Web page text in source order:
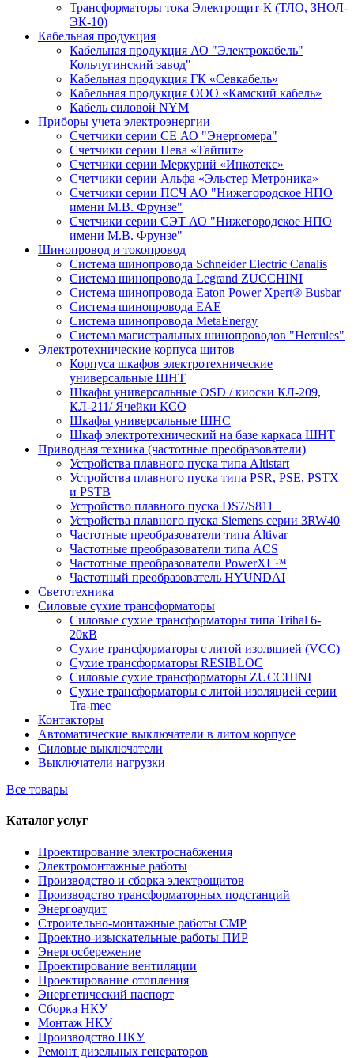
Трансформаторы тока Электрощит-К (ТЛО, ЗНОЛ-
ЭК-10)
Кабельная продукция
Кабельная продукция АО "Электрокабель"
Кольчугинский завод"
Кабельная продукция ГК «Севкабель»
Кабельная продукция ООО «Камский кабель»
Кабель силовой NYM
Приборы учета электроэнергии
Счетчики серии СЕ АО "Энергомера"
Счетчики серии Нева «Тайпит»
Счетчики серии Меркурий «Инкотекс»
Счетчики серии Альфа «Эльстер Метроника»
Счетчики серии ПСЧ АО "Нижегородское НПО
имени М.В. Фрунзе"
Счетчики серии СЭТ АО "Нижегородское НПО
имени М.В. Фрунзе"
Шинопровод и токопровод
Система шинопровода Schneider Electric Canalis
Система шинопровода Legrand ZUCCHINI
Система шинопровода Eaton Power Xpert® Busbar
Система шинопровода EAE
Система шинопровода MetaEnergy
Система магистральных шинопроводов "Hercules"
Электротехнические корпуса щитов
Корпуса шкафов электротехнические
универсальные ШНТ
Шкафы универсальные OSD / киоски КЛ-209,
КЛ-211/ Ячейки КСО
Шкафы универсальные ШНС
Шкаф электротехнический на базе каркаса ШНТ
Приводная техника (частотные преобразователи)
Устройства плавного пуска типа Altistart
Устройства плавного пуска типа PSR, PSE, PSTX
и PSTB
Устройство плавного пуска DS7/S811+
Устройства плавного пуска Siemens серии 3RW40
Частотные преобразователи типа Altivar
Частотные преобразователи типа ACS
Частотные преобразователи PowerXL™
Частотный преобразователь HYUNDAI
Светотехника
Силовые сухие трансформаторы
Силовые сухие трансформаторы типа Trihal 6-
20кВ
Сухие трансформаторы с литой изоляцией (VCC)
Сухие трансформаторы RESIBLOC
Силовые сухие трансформаторы ZUCCHINI
Сухие трансформаторы с литой изоляцией серии
Tra-mec
Контакторы
Автоматические выключатели в литом корпусе
Силовые выключатели
Выключатели нагрузки
Все товары
Каталог услуг
Проектирование электроснабжения
Электромонтажные работы
Производство и сборка электрощитов
Производство трансформаторных подстанций
Энергоаудит
Строительно-монтажные работы СМР
Проектно-изыскательные работы ПИР
Энергосбережение
Проектирование вентиляции
Проектирование отопления
Энергетический паспорт
Сборка НКУ
Монтаж НКУ
Производство НКУ
Ремонт дизельных генераторов